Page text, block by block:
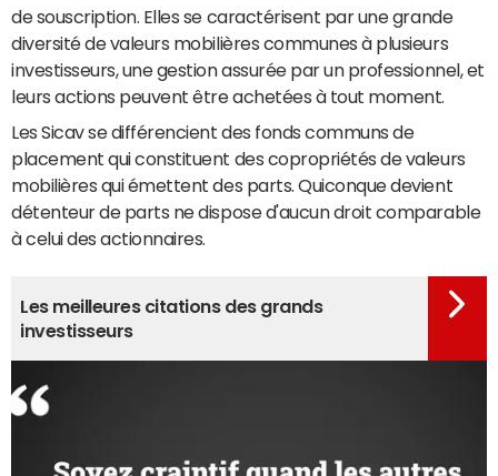
de souscription. Elles se caractérisent par une grande
diversité de valeurs mobilières communes à plusieurs
investisseurs, une gestion assurée par un professionnel, et
leurs actions peuvent être achetées à tout moment.
Les Sicav se différencient des fonds communs de
placement qui constituent des copropriétés de valeurs
mobilières qui émettent des parts. Quiconque devient
détenteur de parts ne dispose d'aucun droit comparable
à celui des actionnaires.
Les meilleures citations des grands
investisseurs